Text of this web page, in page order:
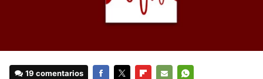
19 comentarios